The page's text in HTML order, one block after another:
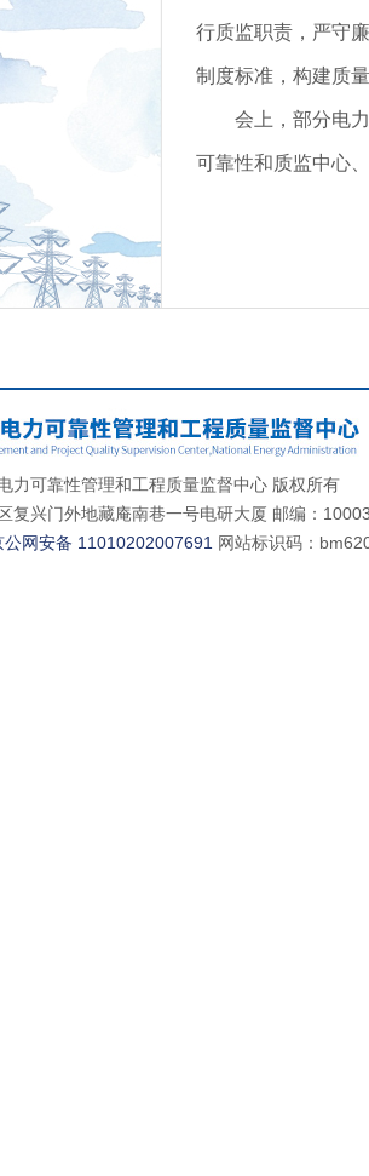
行质监职责，严守
制度标准，构建质
会上，部分电
可靠性和质监中心
力可靠性管理和工程质量监督中心 版权所有
复兴门外地藏庵南巷一号电研大厦 邮编：
公网安备 11010202007691 网站标识码：